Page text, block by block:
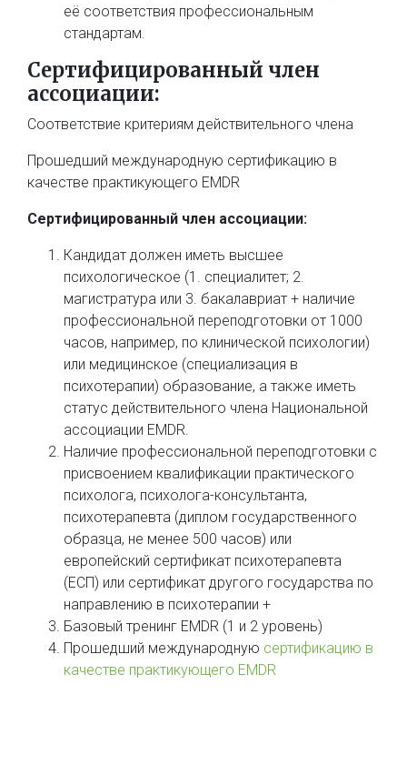
её соответствия профессиональным
стандартам.
Сертифицированный член
ассоциации:
Соответствие критериям действительного члена
Прошедший международную сертификацию в
качестве практикующего EMDR
Сертифицированный член ассоциации:
Кандидат должен иметь высшее
психологическое (1. специалитет; 2.
магистратура или 3. бакалавриат + наличие
профессиональной переподготовки от 1000
часов, например, по клинической психологии)
или медицинское (специализация в
психотерапии) образование, а также иметь
статус действительного члена Национальной
ассоциации EMDR.
Наличие профессиональной переподготовки с
присвоением квалификации практического
психолога, психолога-консультанта,
психотерапевта (диплом государственного
образца, не менее 500 часов) или
европейский сертификат психотерапевта
(ЕСП) или сертификат другого государства по
направлению в психотерапии +
Базовый тренинг EMDR (1 и 2 уровень)
Прошедший международную сертификацию в
качестве практикующего EMDR